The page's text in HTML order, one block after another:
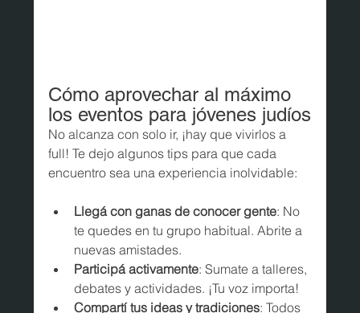
Cómo aprovechar al máximo
los eventos para jóvenes judíos
No alcanza con solo ir, ¡hay que vivirlos a
full! Te dejo algunos tips para que cada
encuentro sea una experiencia inolvidable:
Llegá con ganas de conocer gente: No
te quedes en tu grupo habitual. Abrite a
nuevas amistades.
Participá activamente: Sumate a talleres,
debates y actividades. ¡Tu voz importa!
Compartí tus ideas y tradiciones: Todos